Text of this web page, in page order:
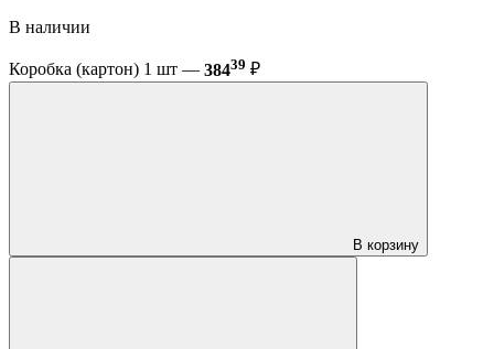
В наличии
Коробка (картон) 1 шт — 38439 ₽
В корзину